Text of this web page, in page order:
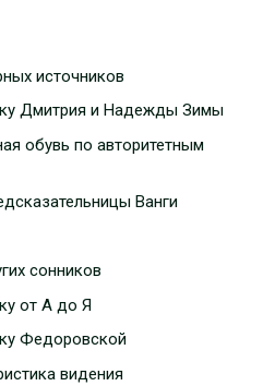
источников
Дмитрия и Надежды Зимы
обувь по авторитетным
Ванги
сонников
от А до Я
Федоровской
видения